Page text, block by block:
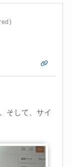
そして、サイ